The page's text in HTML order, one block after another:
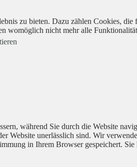
zu bieten. Dazu zählen Cookies,
womöglich nicht mehr alle
während Sie durch die Website
Website unerlässlich sind. Wir
in Ihrem Browser gespeichert.